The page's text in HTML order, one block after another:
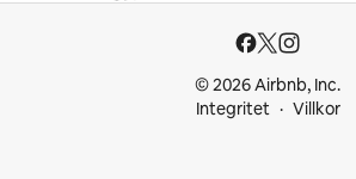
© 2026 Airbnb, Inc.
Integritet
Villkor